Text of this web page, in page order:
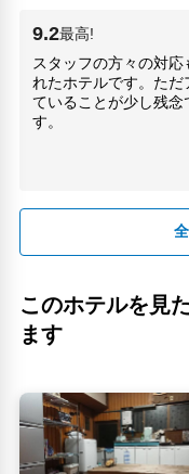
9.2最高!
スタッフの方々の対
れたホテルです。た
ていることが少し残
す。
このホテルを見
ます